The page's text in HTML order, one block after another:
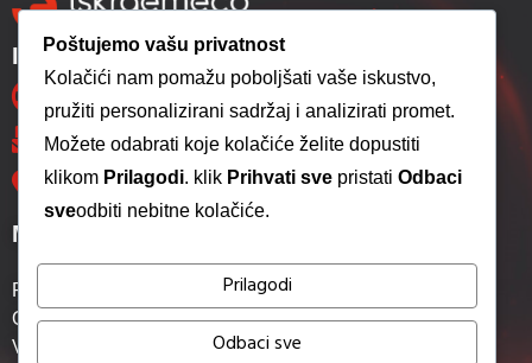
Iskraemeco Sarajevo d.o.o.
+387 33 775 260
info@iskraemeco.ba
Hifzi Bjelevca 13, 71000 Sarajevo
Menu
Početna
O nama
Vijesti
Poštujemo vašu privatnost
Kolačići nam pomažu poboljšati vaše iskustvo,
pružiti personalizirani sadržaj i analizirati promet.
Možete odabrati koje kolačiće želite dopustiti
klikom Prilagodi. klik Prihvati sve pristati Odbaci
sveodbiti nebitne kolačiće.
Prilagodi
Odbaci sve